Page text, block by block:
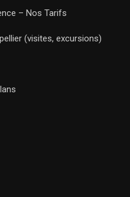
– Nos Tarifs
(visites, excursions)